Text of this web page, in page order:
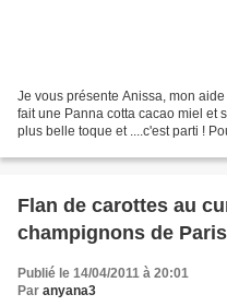
Je vous présente Anissa, mon
fait une Panna cotta cacao miel et
plus belle toque et ....c'est parti !
Flan de carottes au
champignons de Paris
Publié le 14/04/2011 à 20:01
Par anyana3